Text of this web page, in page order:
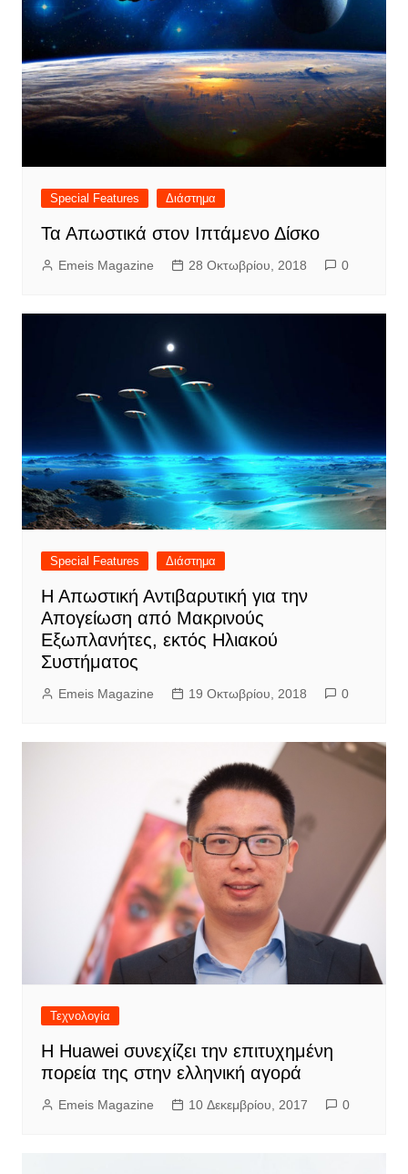
Special Features Διάστημα
Τα Απωστικά στον Ιπτάμενο Δίσκο
Emeis Magazine 28 Οκτωβρίου, 2018 0
Special Features Διάστημα
Η Απωστική Αντιβαρυτική για την
Απογείωση από Μακρινούς
Εξωπλανήτες, εκτός Ηλιακού
Συστήματος
Emeis Magazine 19 Οκτωβρίου, 2018 0
Τεχνολογία
Η Huawei συνεχίζει την επιτυχημένη
πορεία της στην ελληνική αγορά
Emeis Magazine 10 Δεκεμβρίου, 2017 0